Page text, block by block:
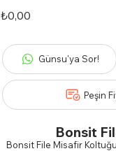
Fiyat
₺0,00
Günsu'ya Sor!
Peşin
Bonsit
Bonsit File Misafir